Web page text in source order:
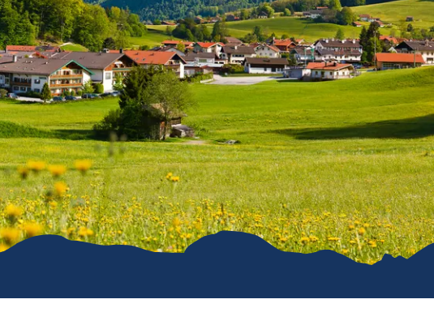
Kommunale
Verkehrsüberwachung in
Ruhpolding